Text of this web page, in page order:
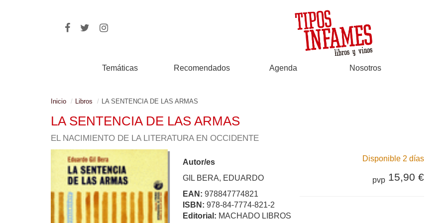
Temáticas Recomendados Agenda Nosotros
Inicio Libros LA SENTENCIA DE LAS ARMAS
LA SENTENCIA DE LAS ARMAS
EL NACIMIENTO DE LA LITERATURA EN OCCIDENTE
Autor/es
GIL BERA, EDUARDO
EAN: 978847774821
ISBN: 978-84-7774-821-2
Editorial: MACHADO LIBROS
Disponible 2 días
pvp 15,90 €